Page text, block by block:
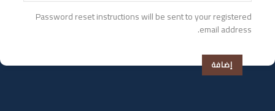
Password reset instructions will be sent to your registered
email address.